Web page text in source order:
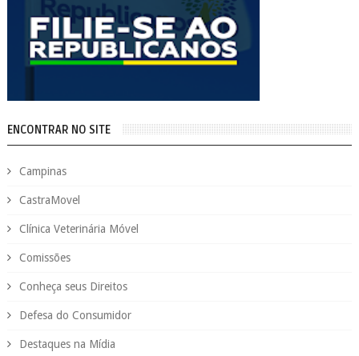
ENCONTRAR NO SITE
Campinas
CastraMovel
Clínica Veterinária Móvel
Comissões
Conheça seus Direitos
Defesa do Consumidor
Destaques na Mídia